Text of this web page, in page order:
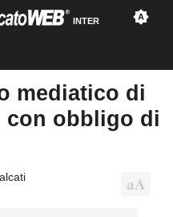
INTER
mediatico di
con obbligo di